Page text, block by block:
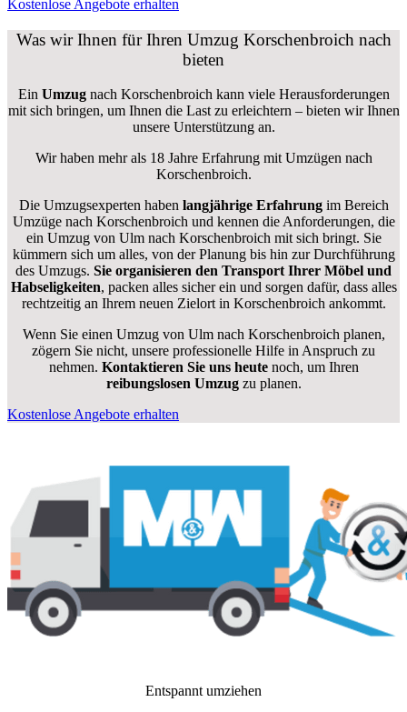
Kostenlose Angebote erhalten
Was wir Ihnen für Ihren Umzug Korschenbroich nach
bieten
Ein Umzugnach Korschenbroich kann viele Herausforderungen
mit sich bringen, um Ihnen die Last zu erleichtern – bieten wir Ihnen
unsere Unterstützung an.
Wir haben mehr als 18 Jahre Erfahrung mit Umzügen nach
Korschenbroich.
Die Umzugsexperten haben langjährige Erfahrungim Bereich
Umzüge nach Korschenbroich und kennen die Anforderungen, die
ein Umzug von Ulm nach Korschenbroich mit sich bringt. Sie
kümmern sich um alles, von der Planung bis hin zur Durchführung
des Umzugs. Sie organisieren den Transport Ihrer Möbel und
Habseligkeiten, packen alles sicher ein und sorgen dafür, dass alles
rechtzeitig an Ihrem neuen Zielort in Korschenbroich ankommt.
Wenn Sie einen Umzug von Ulm nach Korschenbroich planen,
zögern Sie nicht, unsere professionelle Hilfe in Anspruch zu
nehmen. Kontaktieren Sie uns heutenoch, um Ihren
reibungslosen Umzugzu planen.
Kostenlose Angebote erhalten
Entspannt umziehen